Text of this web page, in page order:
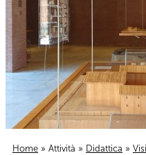
Home » Attività » Didattica »